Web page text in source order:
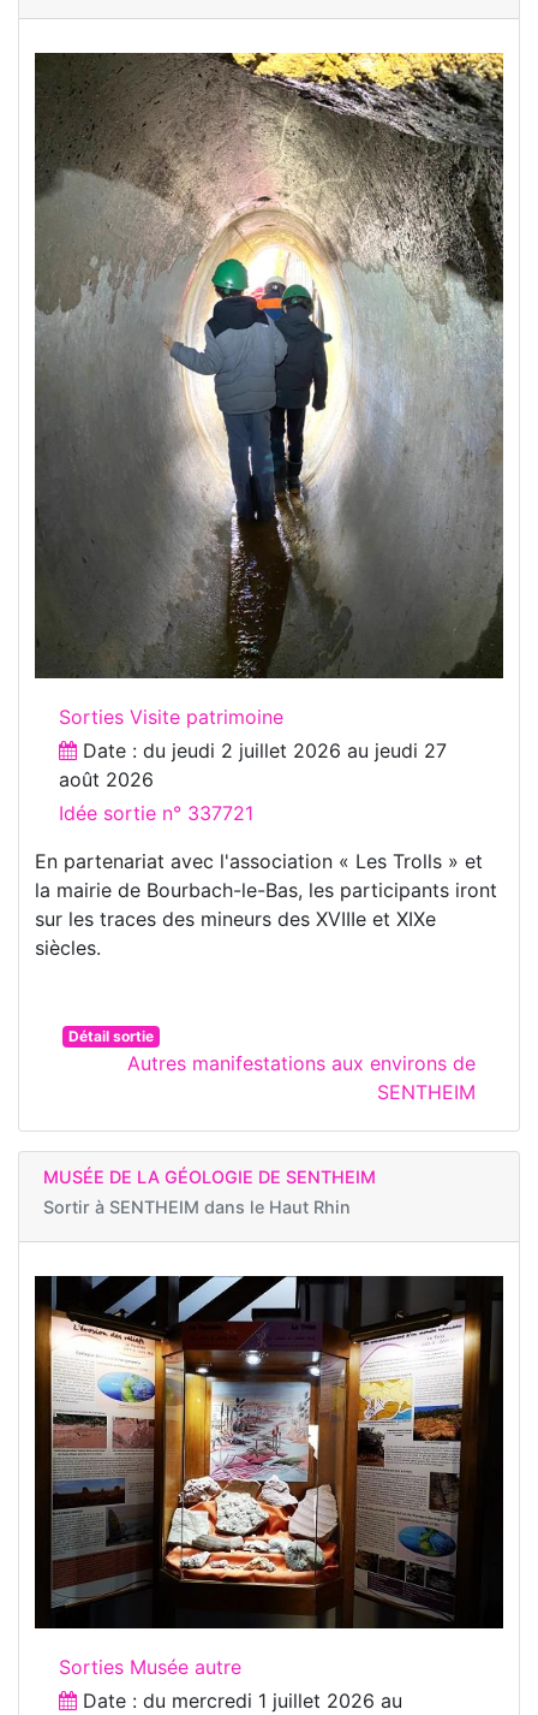
Sorties Visite patrimoine
Date : du jeudi 2 juillet 2026 au jeudi 27
août 2026
Idée sortie n° 337721
En partenariat avec l'association « Les Trolls » et
la mairie de Bourbach-le-Bas, les participants iront
sur les traces des mineurs des XVIIIe et XIXe
siècles.
Détail sortie
Autres manifestations aux environs de
SENTHEIM
MUSÉE DE LA GÉOLOGIE DE SENTHEIM
Sortir à SENTHEIM dans le Haut Rhin
Sorties Musée autre
Date : du mercredi 1 juillet 2026 au